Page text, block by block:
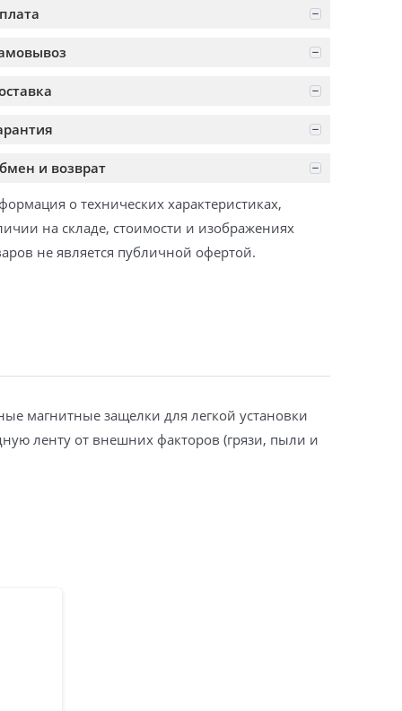
и возврат
о технических характеристиках,
на складе, стоимости и изображениях
не является публичной офертой.
магнитные защелки для легкой установки
ленту от внешних факторов (грязи, пыли и